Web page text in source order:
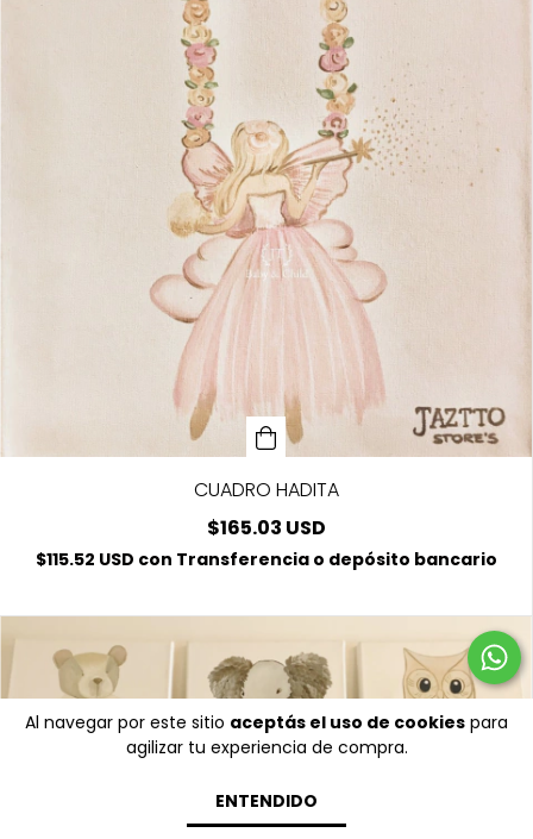
Al navegar por este sitio aceptás el uso de cookies para
agilizar tu experiencia de compra.
ENTENDIDO
CUADRO HADITA
$165.03 USD
$115.52 USD con Transferencia o depósito bancario